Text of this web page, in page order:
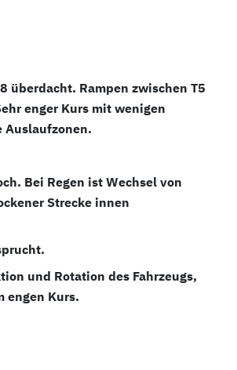
überdacht. Rampen zwischen T5
enger Kurs mit wenigen
Auslaufzonen.
Bei Regen ist Wechsel von
Strecke innen
und Rotation des Fahrzeugs,
engen Kurs.